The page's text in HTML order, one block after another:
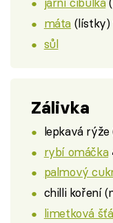
máta (lístky)
sůl
Zálivka
lepkavá
rybí omáčka
palmový
chilli koření
limetková